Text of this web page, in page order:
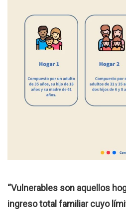
“Vulnerables son aquellos
ingreso total familiar cuyo